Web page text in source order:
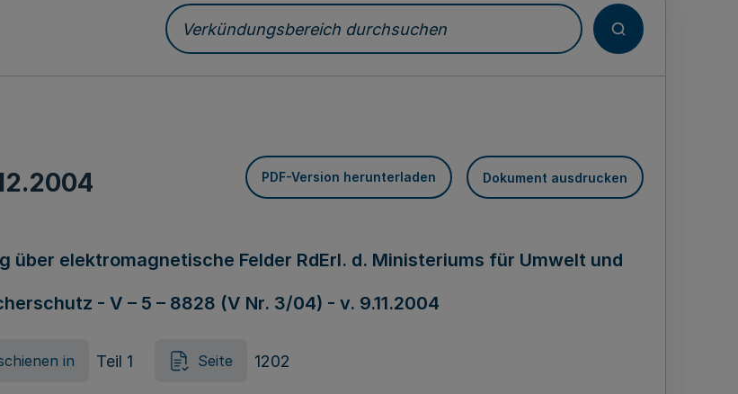
Verkündungsbereich durchsuchen
PDF-Version herunterladen Dokument ausdrucken
über elektromagnetische Felder RdErl. d. Ministeriums für Umwelt und
- V – 5 – 8828 (V Nr. 3/04) - v. 9.11.2004
in Teil 1 Seite 1202